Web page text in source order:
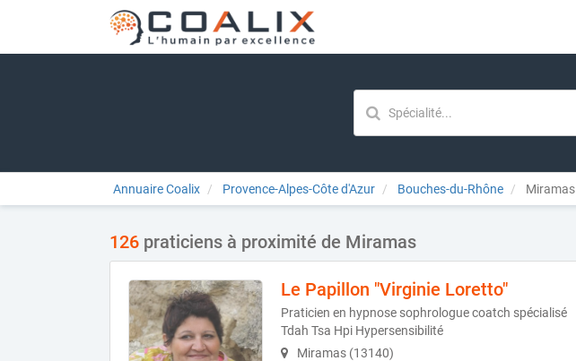
Annuaire Coalix Provence-Alpes-Côte d'Azur Bouches-du-Rhône Miramas
126 praticiens à proximité de Miramas
Le Papillon "Virginie Loretto"
Praticien en hypnose sophrologue coatch spécialisé
Tdah Tsa Hpi Hypersensibilité
Miramas (13140)